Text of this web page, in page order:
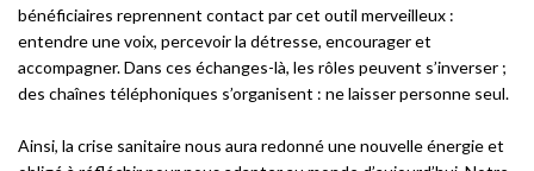
bénéficiaires reprennent contact par cet outil merveilleux :
entendre une voix, percevoir la détresse, encourager et
accompagner. Dans ces échanges-là, les rôles peuvent s’inverser ;
des chaînes téléphoniques s’organisent : ne laisser personne seul.
Ainsi, la crise sanitaire nous aura redonné une nouvelle énergie et